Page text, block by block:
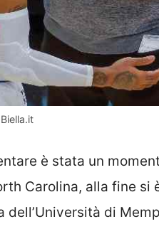
è stata un
Carolina, alla fine si
di